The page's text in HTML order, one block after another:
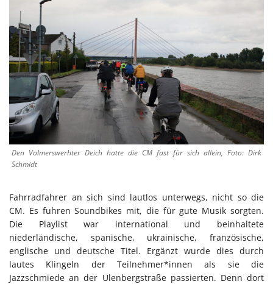
Den Volmerswerhter Deich hatte die CM fast für sich allein, Foto: Dirk
Schmidt
Fahrradfahrer an sich sind lautlos unterwegs, nicht so die
CM. Es fuhren Soundbikes mit, die für gute Musik sorgten.
Die Playlist war international und beinhaltete
niederländische, spanische, ukrainische, französische,
englische und deutsche Titel. Ergänzt wurde dies durch
lautes Klingeln der Teilnehmer*innen als sie die
Jazzschmiede an der Ulenbergstraße passierten. Denn dort